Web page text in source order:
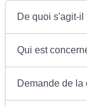
De quoi s'agit-il
Qui est
Demande de la